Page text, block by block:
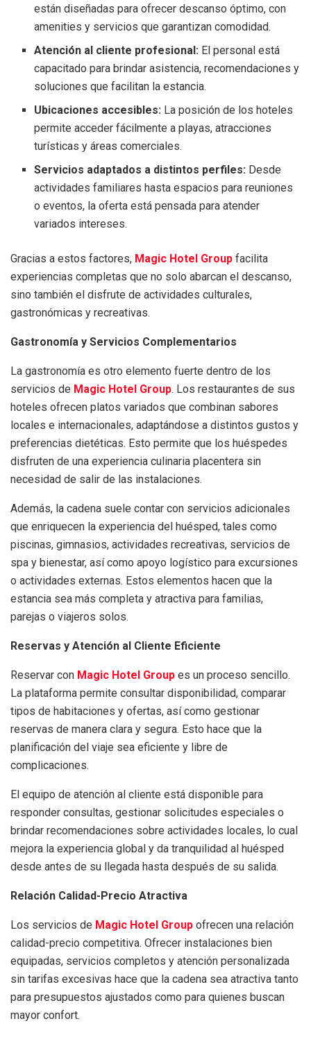
están diseñadas para ofrecer descanso óptimo, con
amenities y servicios que garantizan comodidad.
Atención al cliente profesional: El personal está
capacitado para brindar asistencia, recomendaciones y
soluciones que facilitan la estancia.
Ubicaciones accesibles: La posición de los hoteles
permite acceder fácilmente a playas, atracciones
turísticas y áreas comerciales.
Servicios adaptados a distintos perfiles: Desde
actividades familiares hasta espacios para reuniones
o eventos, la oferta está pensada para atender
variados intereses.
Gracias a estos factores, Magic Hotel Group facilita
experiencias completas que no solo abarcan el descanso,
sino también el disfrute de actividades culturales,
gastronómicas y recreativas.
Gastronomía y Servicios Complementarios
La gastronomía es otro elemento fuerte dentro de los
servicios de Magic Hotel Group. Los restaurantes de sus
hoteles ofrecen platos variados que combinan sabores
locales e internacionales, adaptándose a distintos gustos y
preferencias dietéticas. Esto permite que los huéspedes
disfruten de una experiencia culinaria placentera sin
necesidad de salir de las instalaciones.
Además, la cadena suele contar con servicios adicionales
que enriquecen la experiencia del huésped, tales como
piscinas, gimnasios, actividades recreativas, servicios de
spa y bienestar, así como apoyo logístico para excursiones
o actividades externas. Estos elementos hacen que la
estancia sea más completa y atractiva para familias,
parejas o viajeros solos.
Reservas y Atención al Cliente Eficiente
Reservar con Magic Hotel Group es un proceso sencillo.
La plataforma permite consultar disponibilidad, comparar
tipos de habitaciones y ofertas, así como gestionar
reservas de manera clara y segura. Esto hace que la
planificación del viaje sea eficiente y libre de
complicaciones.
El equipo de atención al cliente está disponible para
responder consultas, gestionar solicitudes especiales o
brindar recomendaciones sobre actividades locales, lo cual
mejora la experiencia global y da tranquilidad al huésped
desde antes de su llegada hasta después de su salida.
Relación Calidad-Precio Atractiva
Los servicios de Magic Hotel Group ofrecen una relación
calidad-precio competitiva. Ofrecer instalaciones bien
equipadas, servicios completos y atención personalizada
sin tarifas excesivas hace que la cadena sea atractiva tanto
para presupuestos ajustados como para quienes buscan
mayor confort.